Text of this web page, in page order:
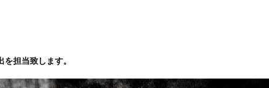
担当致します。